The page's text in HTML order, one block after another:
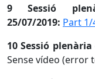
9 Sessió
25/07/2019: Part 1/
10 Sessió
Sense vídeo (error